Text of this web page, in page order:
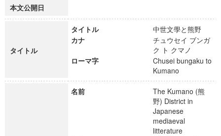
本文公開日
タイトル
タイトル
中世文學と熊野
カナ
チュウセイ ブンガ
ク ト クマノ
ローマ字
Chusei bungaku to
Kumano
名前
The Kumano (熊
野) District in
Japanese
mediaeval
litterature